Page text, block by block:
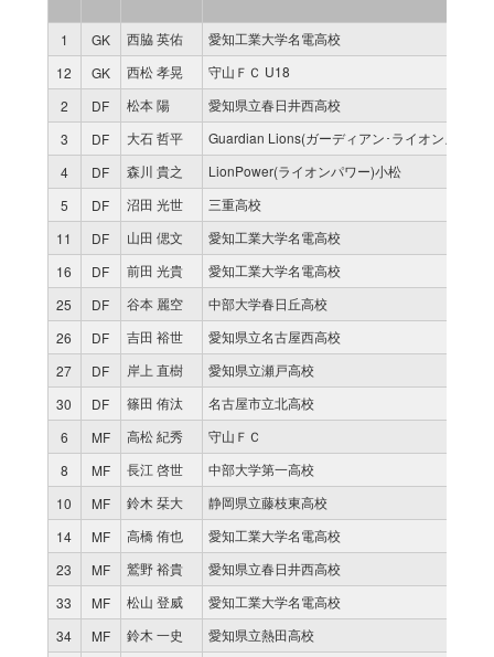
1 GK 西脇 英佑
愛知工業大学名電高校
12
GK 西松 孝晃
守山ＦＣ U18
2
DF 松本 陽
愛知県立春日井西高校
3
DF 大石 哲平
Guardian Lions(ガーディアン･ライオンズ)
4
DF 森川 貴之
LionPower(ライオンパワー)小松
5
DF 沼田 光世
三重高校
11
DF 山田 偲文
愛知工業大学名電高校
16
DF 前田 光貴
愛知工業大学名電高校
25
DF 谷本 麗空
中部大学春日丘高校
26
DF 吉田 裕世
愛知県立名古屋西高校
27
DF 岸上 直樹
愛知県立瀬戸高校
30
DF 篠田 侑汰
名古屋市立北高校
6
MF 高松 紀秀
守山ＦＣ
8
MF 長江 啓世
中部大学第一高校
10
MF 鈴木 栞大
静岡県立藤枝東高校
14
MF 高橋 侑也
愛知工業大学名電高校
23
MF 鷲野 裕貴
愛知県立春日井西高校
33
MF 松山 登威
愛知工業大学名電高校
34
MF 鈴木 一史
愛知県立熱田高校